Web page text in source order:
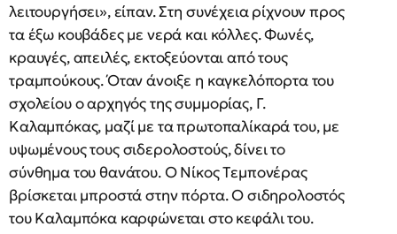
λειτουργήσει», είπαν. Στη συνέχεια ρίχνουν προς
τα έξω κουβάδες με νερά και κόλλες. Φωνές,
κραυγές, απειλές, εκτοξεύονται από τους
τραμπούκους. Όταν άνοιξε η καγκελόπορτα του
σχολείου ο αρχηγός της συμμορίας, Γ.
Kαλαμπόκας, μαζί με τα πρωτοπαλίκαρά του, με
υψωμένους τους σιδερολοστούς, δίνει το
σύνθημα του θανάτου. O Nίκος Tεμπονέρας
βρίσκεται μπροστά στην πόρτα. O σιδηρολοστός
του Kαλαμπόκα καρφώνεται στο κεφάλι του.